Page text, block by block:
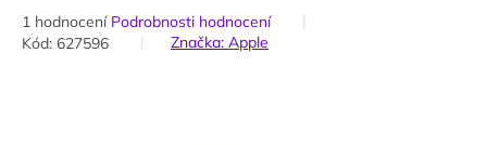
Průměrné
hodnocení
1 hodnocení Podrobnosti hodnocení
Kód: 627596 Značka: Apple